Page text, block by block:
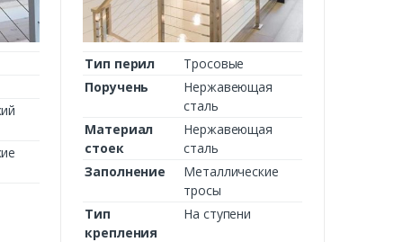
Тип перил
Тросовые
Поручень
Нержавеющая
сталь
Материал
стоек
Нержавеющая
сталь
Заполнение
Металлические
тросы
Тип
крепления
На ступени